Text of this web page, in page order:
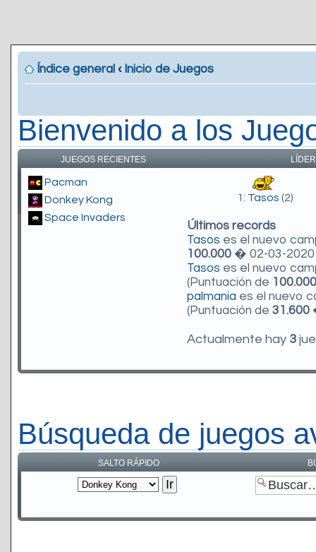
Índice general ‹ Inicio de Juegos
Bienvenido a los
JUEGOS RECIENTES
Pacman
Donkey Kong
Space Invaders
1: Tasos (2)
Últimos records
Tasos es el nuevo
100.000 � 02-03-2020
Tasos es el nuevo
(Puntuación de 100.000
palmania es el nuevo
(Puntuación de 31.600
Actualmente hay 3
Búsqueda de juegos
SALTO RÁPIDO